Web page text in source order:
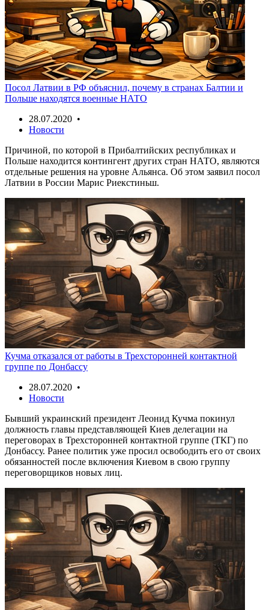
Посол Латвии в РФ объяснил, почему в странах Балтии и
Польше находятся военные НАТО
28.07.2020 •
Новости
Причиной, по которой в Прибалтийских республиках и
Польше находится контингент других стран НАТО, являются
отдельные решения на уровне Альянса. Об этом заявил посол
Латвии в России Марис Риекстиньш.
Кучма отказался от работы в Трехсторонней контактной
группе по Донбассу
28.07.2020 •
Новости
Бывший украинский президент Леонид Кучма покинул
должность главы представляющей Киев делегации на
переговорах в Трехсторонней контактной группе (ТКГ) по
Донбассу. Ранее политик уже просил освободить его от своих
обязанностей после включения Киевом в свою группу
переговорщиков новых лиц.